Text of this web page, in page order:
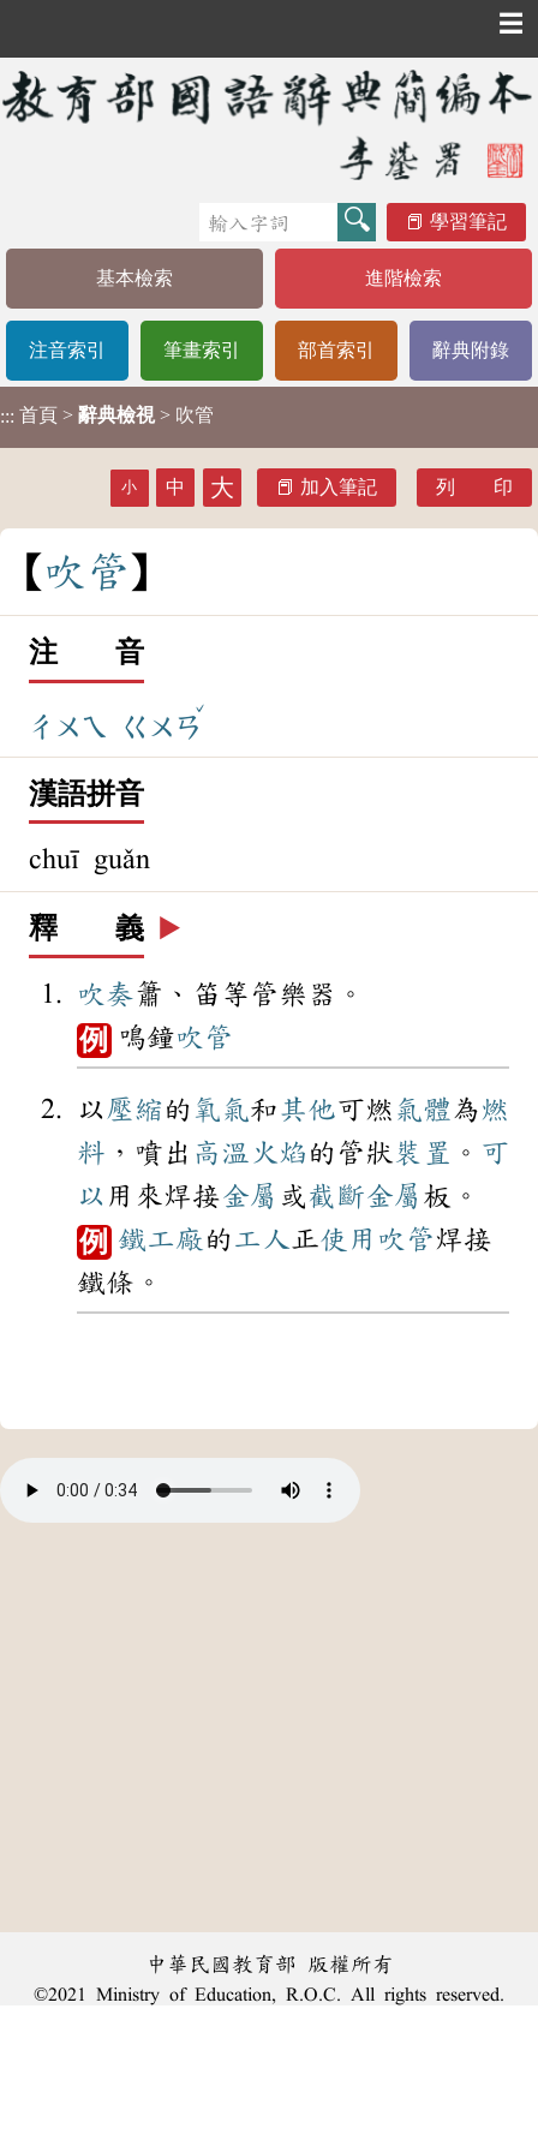
☰
學習筆記
基本檢索 進階檢索
注音索引 筆畫索引 部首索引 辭典附錄
::: 首頁 > 辭典檢視 > 吹管
小 中 大 加入筆記 列 印
吹 管
注 音
ㄔㄨㄟ ㄍㄨㄢ
ˇ
漢語拼音
chuī guǎn
釋 義 ▶️
吹奏簫、笛等管樂器。
例 鳴鐘吹管
以壓縮 的 氧氣和其他可燃 氣體為燃
料 ，噴出 高溫 火焰 的管狀 裝置 。 可
以 用來焊接金屬 或截斷金屬 板。
例 鐵工廠 的 工人正使用 吹管焊接
鐵條。
中華民國教育部 版權所有
©2021 Ministry of Education, R.O.C. All rights reserved.